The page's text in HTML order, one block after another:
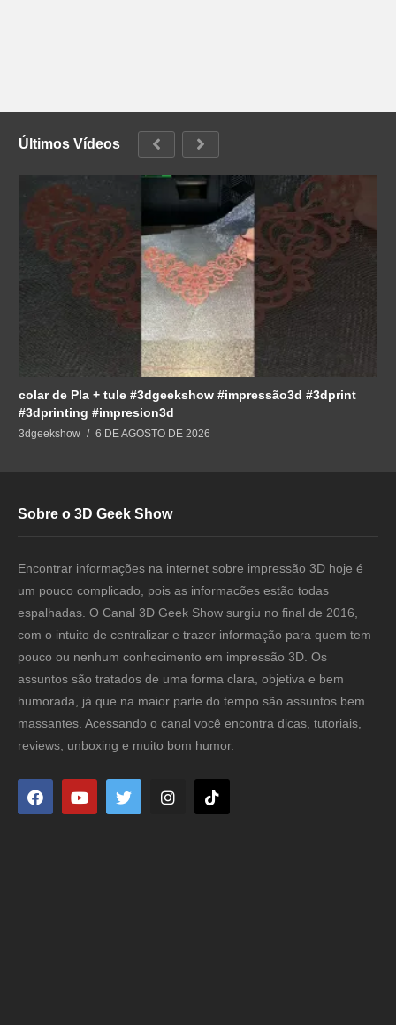
Últimos Vídeos
colar de Pla + tule #3dgeekshow #impressão3d #3dprint
#3dprinting #impresion3d
3dgeekshow 6 DE AGOSTO DE 2026
Sobre o 3D Geek Show
Encontrar informações na internet sobre impressão 3D hoje é
um pouco complicado, pois as informacões estão todas
espalhadas. O Canal 3D Geek Show surgiu no final de 2016,
com o intuito de centralizar e trazer informação para quem tem
pouco ou nenhum conhecimento em impressão 3D. Os
assuntos são tratados de uma forma clara, objetiva e bem
humorada, já que na maior parte do tempo são assuntos bem
massantes. Acessando o canal você encontra dicas, tutoriais,
reviews, unboxing e muito bom humor.